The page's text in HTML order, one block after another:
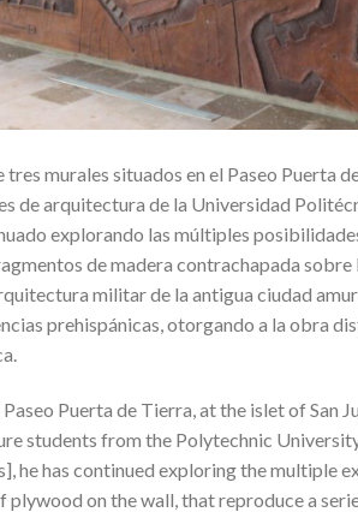
murales situados en el Paseo Puerta
de arquitectura de la Universidad
explorando las múltiples
de madera contrachapada sobre
militar de la antigua ciudad
prehispánicas, otorgando a la obra
Puerta de Tierra, at the islet of San
students from the Polytechnic
he has continued exploring the multiple
on the wall, that reproduce a